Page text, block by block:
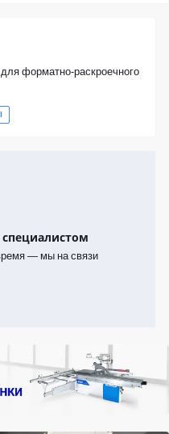
форматно-раскроечного
— мы на связи